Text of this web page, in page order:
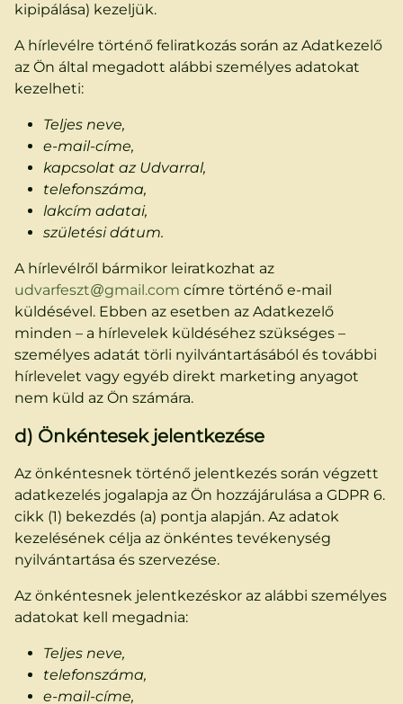
kipipálása) kezeljük.
A hírlevélre történő feliratkozás során az Adatkezelő
az Ön által megadott alábbi személyes adatokat
kezelheti:
Teljes neve,
e-mail-címe,
kapcsolat az Udvarral,
telefonszáma,
lakcím adatai,
születési dátum.
A hírlevélről bármikor leiratkozhat az
udvarfeszt@gmail.com címre történő e-mail
küldésével. Ebben az esetben az Adatkezelő
minden – a hírlevelek küldéséhez szükséges –
személyes adatát törli nyilvántartásából és további
hírlevelet vagy egyéb direkt marketing anyagot
nem küld az Ön számára.
d) Önkéntesek jelentkezése
Az önkéntesnek történő jelentkezés során végzett
adatkezelés jogalapja az Ön hozzájárulása a GDPR 6.
cikk (1) bekezdés (a) pontja alapján. Az adatok
kezelésének célja az önkéntes tevékenység
nyilvántartása és szervezése.
Az önkéntesnek jelentkezéskor az alábbi személyes
adatokat kell megadnia:
Teljes neve,
telefonszáma,
e-mail-címe,